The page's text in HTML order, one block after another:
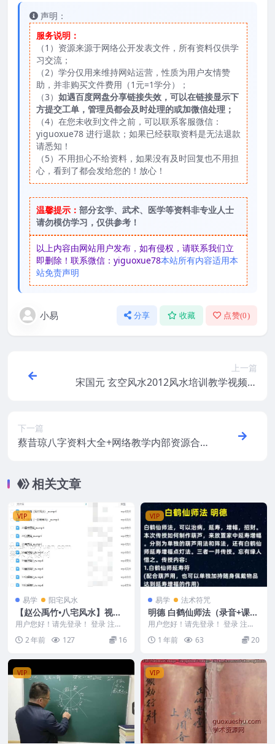
声明：
服务说明：
（1）资源来源于网络公开发表文件，所有资料仅供学
习交流；
（2）学分仅用来维持网站运营，性质为用户友情赞
助，并非购买文件费用（1元=1学分）；
（3） 如遇百度网盘分享链接失效，可以在链接显示下
方提交工单，管理员都会及时处理的或加微信处理；
（4）在您未收到文件之前，可以联系客服微信：
yiguoxue78 进行退款；如果已经获取资料是无法退款
请悉知！
（5）不用担心不给资料，如果没有及时回复也不用担
心，看到了都会发给您的！放心！
温馨提示： 部分玄学、武术、医学等资料非专业人士
请勿模仿学习，仅供参考！
以上内容由网站用户发布，如有侵权，请联系我们立
即删除！联系微信：yiguoxue78本站所有内容适用本
站免责声明
小易 分享 收藏 点赞(0)
上一篇
宋国元 玄空风水2012风水培训教学视频课
下一篇
蔡昔琼八字资料大全+网络教学内部资源合
相关文章
VIP
易学 阳宅风水
【赵公禹竹•八宅风水】视频2
5集
用户您好！请先登录！ 登录 注册
【赵公禹竹•八宅风水】视频25集
240326...
2 年前 127 16
VIP
易学 法术符咒
明德 白鹤仙师法（录音+课
件）
用户您好！请先登录！ 登录 注册
明德 白鹤仙师法（录音+课件） 2
504102...
1 年前 63 20
VIP VIP